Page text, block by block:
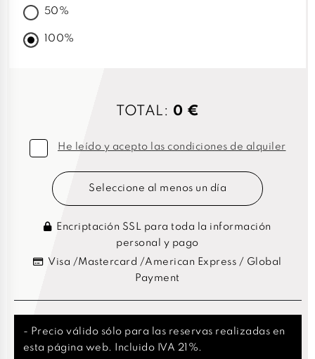
50%
100%
TOTAL: 0 €
He leído y acepto las condiciones de alquiler
Seleccione al menos un día
Encriptación SSL para toda la información
personal y pago
Visa /Mastercard /American Express / Global
Payment
- Precio válido sólo para las reservas realizadas en
esta página web. Incluido IVA 21%.